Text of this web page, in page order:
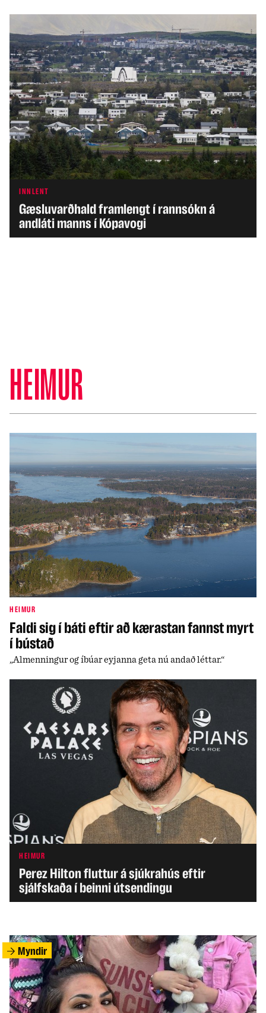
INNLENT
Gæsluvarðhald framlengt í rannsókn á
andláti manns í Kópavogi
HEIMUR
HEIMUR
Faldi sig í báti eftir að kærastan fannst myrt
í bústað
„Almenningur og íbúar eyjanna geta nú andað léttar.“
HEIMUR
Perez Hilton fluttur á sjúkrahús eftir
sjálfskaða í beinni útsendingu
Myndir